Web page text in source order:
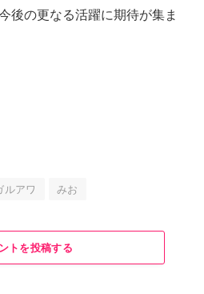
後の更なる活躍に期待が集ま
ルアワ みお
トを投稿する